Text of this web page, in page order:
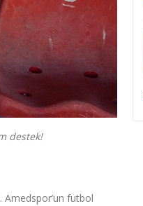
destek!
Amedspor’un futbol